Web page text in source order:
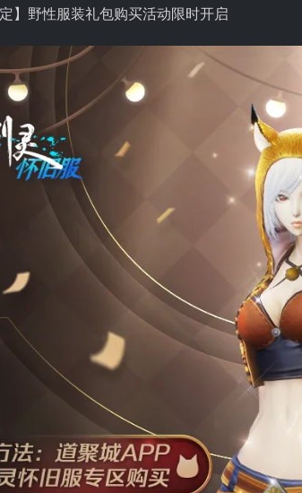
定】野性服装礼包购买活动限时开启